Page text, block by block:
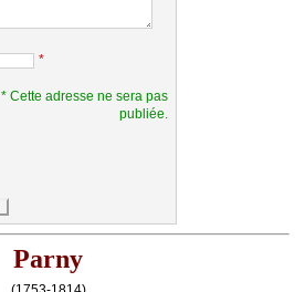
*
* Cette adresse ne sera pas
publiée.
Parny